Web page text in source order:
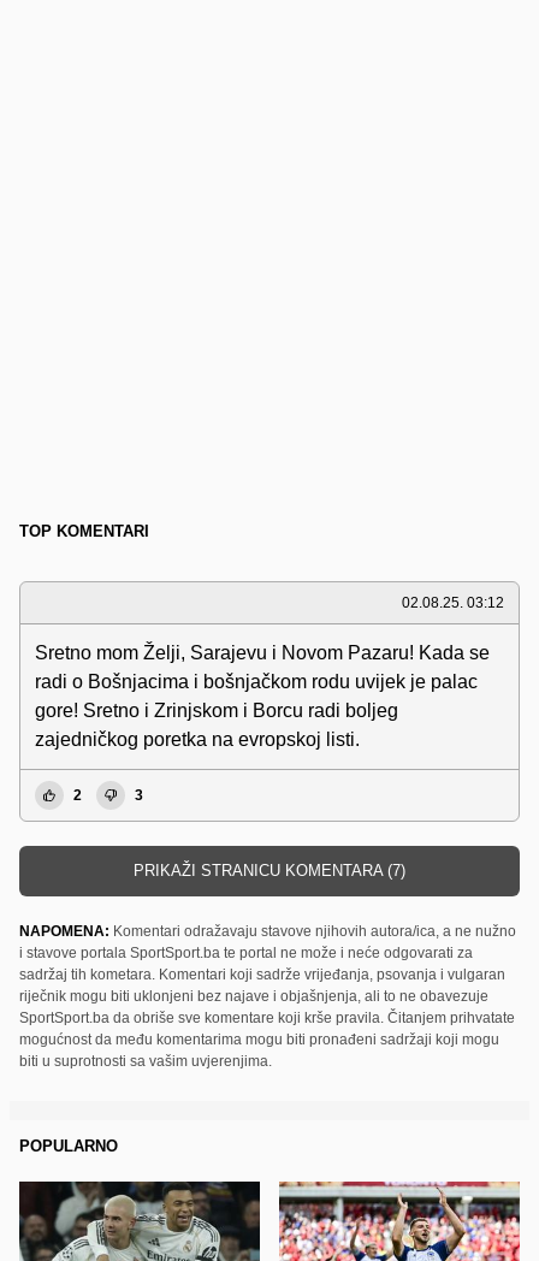
TOP KOMENTARI
02.08.25. 03:12
Sretno mom Želji, Sarajevu i Novom Pazaru! Kada se
radi o Bošnjacima i bošnjačkom rodu uvijek je palac
gore! Sretno i Zrinjskom i Borcu radi boljeg
zajedničkog poretka na evropskoj listi.
2 3
PRIKAŽI STRANICU KOMENTARA (7)
NAPOMENA: Komentari odražavaju stavove njihovih autora/ica, a ne nužno
i stavove portala SportSport.ba te portal ne može i neće odgovarati za
sadržaj tih kometara. Komentari koji sadrže vrijeđanja, psovanja i vulgaran
riječnik mogu biti uklonjeni bez najave i objašnjenja, ali to ne obavezuje
SportSport.ba da obriše sve komentare koji krše pravila. Čitanjem prihvatate
mogućnost da među komentarima mogu biti pronađeni sadržaji koji mogu
biti u suprotnosti sa vašim uvjerenjima.
POPULARNO